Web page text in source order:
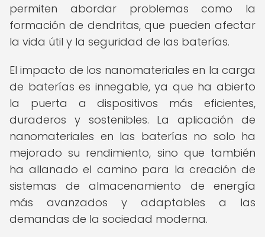
permiten abordar problemas como la
formación de dendritas, que pueden afectar
la vida útil y la seguridad de las baterías.
El impacto de los nanomateriales en la carga
de baterías es innegable, ya que ha abierto
la puerta a dispositivos más eficientes,
duraderos y sostenibles. La aplicación de
nanomateriales en las baterías no solo ha
mejorado su rendimiento, sino que también
ha allanado el camino para la creación de
sistemas de almacenamiento de energía
más avanzados y adaptables a las
demandas de la sociedad moderna.